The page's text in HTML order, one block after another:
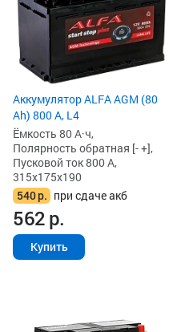
Аккумулятор ALFA AGM (80
Ah) 800 А, L4
Ёмкость 80 А·ч,
Полярность обратная [- +],
Пусковой ток 800 А,
315x175x190
540р. при сдаче акб
562р.
Купить